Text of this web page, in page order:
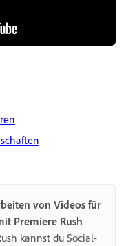
von Videos für
Premiere Rush
kannst du Social-